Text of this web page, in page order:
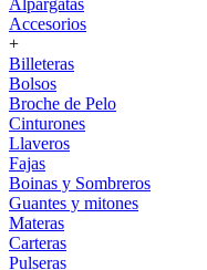
Alpargatas
Accesorios
+
Billeteras
Bolsos
Broche de Pelo
Cinturones
Llaveros
Fajas
Boinas y Sombreros
Guantes y mitones
Materas
Carteras
Pulseras